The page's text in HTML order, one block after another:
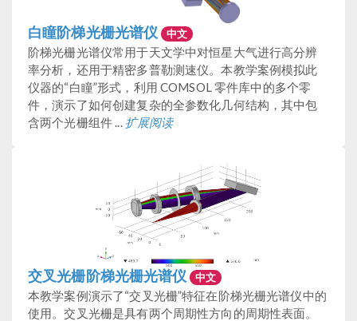
白瞳阶梯光栅光谱仪 中文
阶梯光栅光谱仪常用于天文学中对恒星大气进行高分辨
率分析，还用于精密多普勒测速仪。本教学案例模拟此
仪器的“白瞳”形式，利用 COMSOL 零件库中的多个零
件，演示了如何创建复杂的全参数化几何结构，其中包
含两个光栅组件 ... 扩展阅读
交叉光栅阶梯光栅光谱仪 中文
本教学案例演示了“交叉光栅”特征在阶梯光栅光谱仪中的
使用。交叉光栅是具有两个周期性方向的周期性表面。